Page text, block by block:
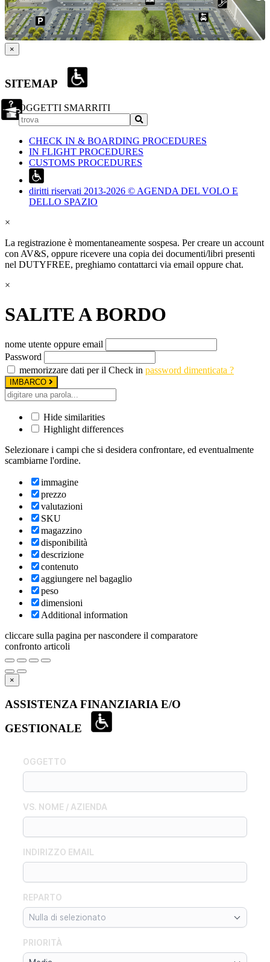
×
SITEMAP
OGGETTI SMARRITI
CHECK IN & BOARDING PROCEDURES
IN FLIGHT PROCEDURES
CUSTOMS PROCEDURES
diritti riservati 2013-2026 © AGENDA DEL VOLO E
DELLO SPAZIO
×
La registrazione è momentaneamente sospesa. Per creare un account
con AV&S, oppure ricevere una copia dei documenti/libri presenti
nel DUTYFREE, preghiamo contattarci via email oppure chat.
×
SALITE A BORDO
nome utente oppure email
Password
memorizzare dati per il Check in password dimenticata ?
IMBARCO
Hide similarities
Highlight differences
Selezionare i campi che si desidera confrontare, ed eventualmente
scambiarne l'ordine.
immagine
prezzo
valutazioni
SKU
magazzino
disponibilità
descrizione
contenuto
aggiungere nel bagaglio
peso
dimensioni
Additional information
cliccare sulla pagina per nascondere il comparatore
confronto articoli
×
ASSISTENZA FINANZIARIA E/O
GESTIONALE